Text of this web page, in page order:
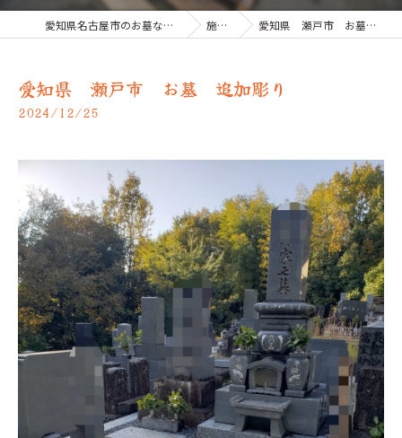
愛知県名古屋市のお墓なら彫刻本舗 施工例 愛知県 瀬戸市 お墓 追加彫り
愛知県 瀬戸市 お墓 追加彫り
2024/12/25